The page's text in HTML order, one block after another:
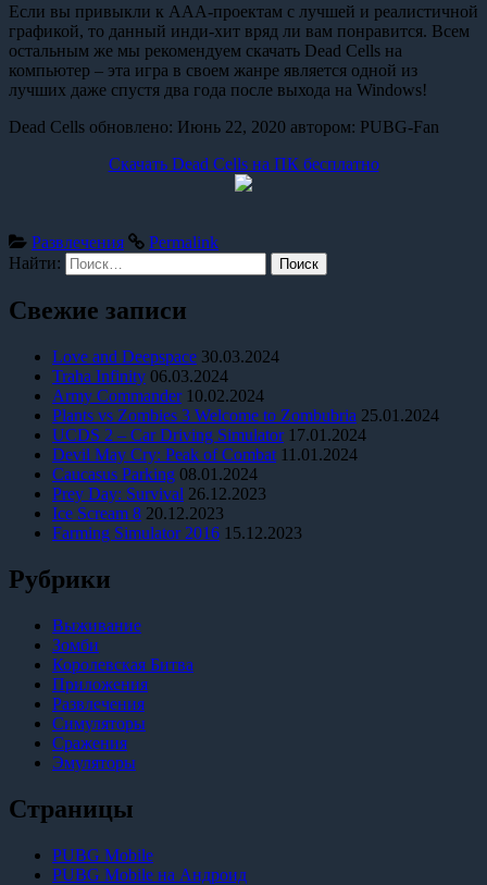
Если вы привыкли к AAA-проектам с лучшей и реалистичной
графикой, то данный инди-хит вряд ли вам понравится. Всем
остальным же мы рекомендуем скачать Dead Cells на
компьютер – эта игра в своем жанре является одной из
лучших даже спустя два года после выхода на Windows!
Dead Cells обновлено: Июнь 22, 2020 автором: PUBG-Fan
Скачать Dead Cells на ПК бесплатно
Развлечения
Permalink
Найти:
Свежие записи
Love and Deepspace 30.03.2024
Traha Infinity 06.03.2024
Army Commander 10.02.2024
Plants vs Zombies 3 Welcome to Zombubria 25.01.2024
UCDS 2 – Car Driving Simulator 17.01.2024
Devil May Cry: Peak of Combat 11.01.2024
Caucasus Parking 08.01.2024
Prey Day: Survival 26.12.2023
Ice Scream 8 20.12.2023
Farming Simulator 2016 15.12.2023
Рубрики
Выживание
Зомби
Королевская Битва
Приложения
Развлечения
Симуляторы
Сражения
Эмуляторы
Страницы
PUBG Mobile
PUBG Mobile на Андроид